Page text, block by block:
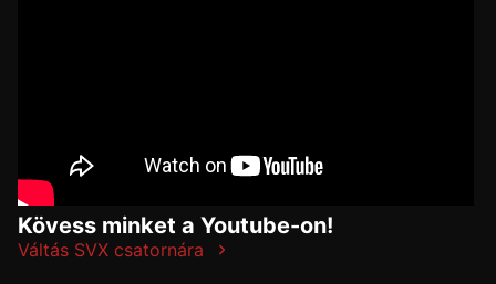
Kövess minket a Youtube-on!
Váltás SVX csatornára